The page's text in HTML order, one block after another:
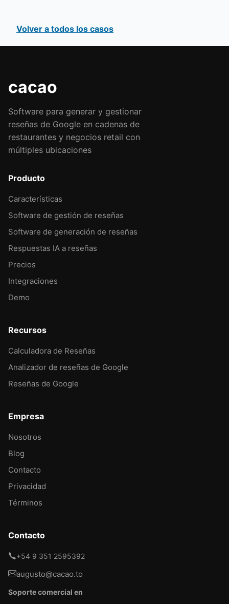
Volver a todos los casos
cacao
Software para generar y gestionar
reseñas de Google en cadenas de
restaurantes y negocios retail con
múltiples ubicaciones
Producto
Características
Software de gestión de reseñas
Software de generación de reseñas
Respuestas IA a reseñas
Precios
Integraciones
Demo
Recursos
Calculadora de Reseñas
Analizador de reseñas de Google
Reseñas de Google
Empresa
Nosotros
Blog
Contacto
Privacidad
Términos
Contacto
+54 9 351 2595392
augusto@cacao.to
Soporte comercial en